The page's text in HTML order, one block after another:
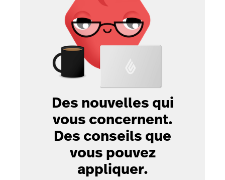
Des nouvelles qui
vous concernent.
Des conseils que
vous pouvez
appliquer.